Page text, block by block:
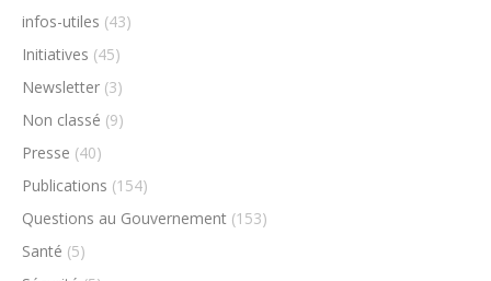
infos-utiles (43)
Initiatives (45)
Newsletter (3)
Non classé (9)
Presse (40)
Publications (154)
Questions au Gouvernement (153)
Santé (5)